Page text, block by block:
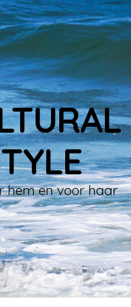
hem en voor haar